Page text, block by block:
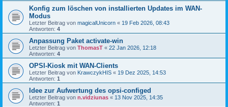
Konfig zum löschen von installierten Updates im WAN-
Modus
Letzter Beitrag von magicalUnicorn « 19 Feb 2026, 08:43
Antworten: 4
Anpassung Paket activate-win
Letzter Beitrag von ThomasT « 22 Jan 2026, 12:18
Antworten: 4
OPSI-Kiosk mit WAN-Clients
Letzter Beitrag von KrawczykHIS « 19 Dez 2025, 14:53
Antworten: 1
Idee zur Aufwertung des opsi-configed
Letzter Beitrag von n.vidziunas « 13 Nov 2025, 14:35
Antworten: 1